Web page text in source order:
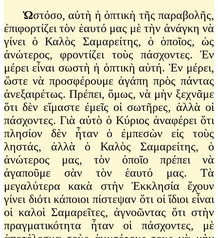
Ὡστόσο, αὐτὴ ἡ ὀπτικὴ τῆς παραβολῆς,
ἐπιφορτίζει τὸν ἑαυτό μας μὲ τὴν ἀνάγκη νὰ
γίνει ὁ Καλὸς Σαμαρείτης, ὁ ὁποῖος, ὡς
ἀνώτερος, φροντίζει τοὺς πάσχοντες. Ἐν
μέρει εἶναι σωστὴ ἡ ὁπτικὴ αὐτή. Ἐν μέρει,
ὥστε νὰ προσφέρουμε ἀγάπη πρὸς πάντας
ἀνεξαιρέτως. Πρέπει, ὅμως, νὰ μὴν ξεχνᾶμε
ὅτι δὲν εἴμαστε ἐμεῖς οἱ σωτῆρες, ἀλλὰ οἱ
πάσχοντες. Γιὰ αὐτὸ ὁ Κύριος ἀναφέρει ὅτι
πλησίον δὲν ἦταν ὁ ἐμπεσὼν εἰς τοὺς
ληστάς, ἀλλὰ ὁ Καλὸς Σαμαρείτης, ὁ
ἀνώτερος μας, τὸν ὁποῖο πρέπει νὰ
ἀγαποῦμε σὰν τὸν ἑαυτό μας. Τὰ
μεγαλύτερα κακὰ στὴν Ἐκκλησία ἔχουν
γίνει διότι κάποιοι πίστεψαν ὅτι οἱ ἴδιοι εἶναι
οἱ καλοὶ Σαμαρεῖτες, ἀγνοῶντας ὅτι στὴν
πραγματικότητα ἦταν οἱ πάσχοντες, μὲ